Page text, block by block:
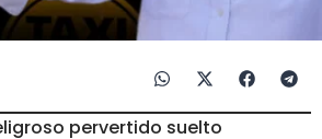
pervertido suelto